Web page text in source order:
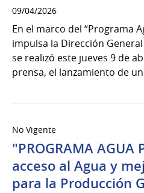
09/04/2026
En el marco del “Programa
impulsa la Dirección General
se realizó este jueves 9 de
prensa, el lanzamiento de
No Vigente
"PROGRAMA AGUA
acceso al Agua y
para la Producción